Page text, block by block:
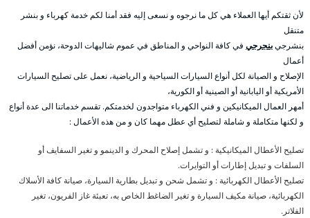
لأن ثقتكم أيها العملاء هي كل ما نرجوه و نسعى إليه فقد أمنا لكم خدمة كهرباء و بنشر
متنقل
بنشرجيبنجرجي في كافة النواحي و المناطق في عموم شاليهات الدوحة، نؤمن أفضل
أعمال
الإصلاح و الصيانة لكل أنواع السيارات السياحية و الرياضية، نعمل على تصليح السيارات
الأمريكية أو اليابانية أو الصينية أو الكورية،
أمهر العمال الميكانيكين و فني الكهرباء متواجدون لخدمتكم. تقسم خدماتنا الى عدة أنواع
و لكنها متكاملة و شاملة لتصليح أي عطل مهما كان و من هذه الأعمال :
تصليح الأعطال الميكانيكية : و تشمل إصلاح المحرك و الدينمو و تغير السفايف أو
السلفات و تبديل إطارات أو التوايرات.
تصليح الأعطال الكهربائية : و تشمل شحن و تبديل بطارية السيارة، صيانة كافة الأسلاك
الكهربائية، صيانة مكيف السيارة و تغير الضاغط الخاص به، تعبئة غاز الفريون، تغير
الفلاتر.